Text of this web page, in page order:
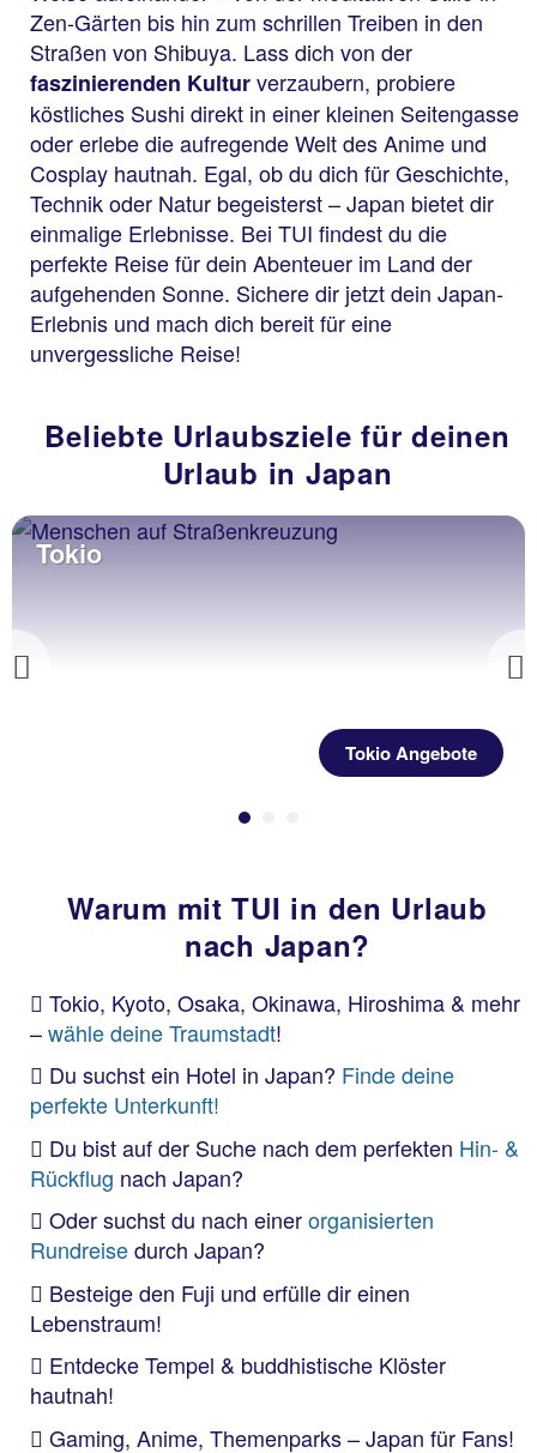
Zen-Gärten bis hin zum schrillen Treiben in den
Straßen von Shibuya. Lass dich von der
faszinierenden Kulturverzaubern, probiere
köstliches Sushi direkt in einer kleinen Seitengasse
oder erlebe die aufregende Welt des Anime und
Cosplay hautnah. Egal, ob du dich für Geschichte,
Technik oder Natur begeisterst – Japan bietet dir
einmalige Erlebnisse. Bei TUI findest du die
perfekte Reise für dein Abenteuer im Land der
aufgehenden Sonne. Sichere dir jetzt dein Japan-
Erlebnis und mach dich bereit für eine
unvergessliche Reise!
Beliebte Urlaubsziele für deinen
Urlaub in Japan
Previous
Tokio
Tokio Angebote
Warum mit TUI in den Urlaub
nach Japan?
Tokio, Kyoto, Osaka, Okinawa, Hiroshima & mehr
–wähle deine Traumstadt!
Du suchst ein Hotel in Japan? Finde deine
perfekte Unterkunft!
Du bist auf der Suche nach dem perfekten Hin- &
Rückflug nach Japan?
Oder suchst du nach einerorganisierten
Rundreisedurch Japan?
Besteige den Fuji und erfülle dir einen
Lebenstraum!
Entdecke Tempel & buddhistische Klöster
hautnah!
Gaming, Anime, Themenparks – Japan für Fans!